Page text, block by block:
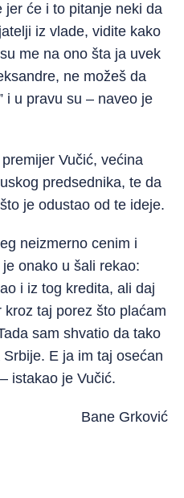
jer će i to pitanje neki da
iz vlade, vidite kako
me na ono šta ja uvek
ne možeš da
i u pravu su – naveo je
Vučić, većina
predsednika, te da
je odustao od te ideje.
neizmerno cenim i
onako u šali rekao:
i iz tog kredita, ali daj
taj porez što plaćam
sam shvatio da tako
E ja im taj osećan
istakao je Vučić.
Bane Grković